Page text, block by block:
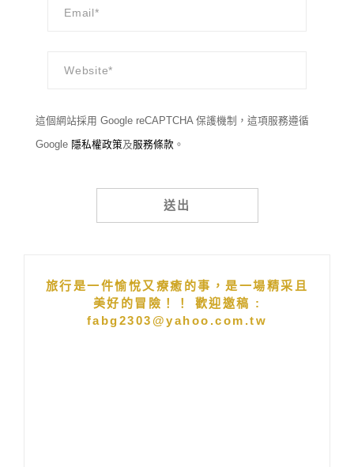
這個網站採用 Google reCAPTCHA 保護機制，這項服務遵循
Google 隱私權政策及服務條款 。
旅行是一件愉悅又療癒的事，是一場精采且
美好的冒險！！ 歡迎邀稿 :
fabg2303@yahoo.com.tw